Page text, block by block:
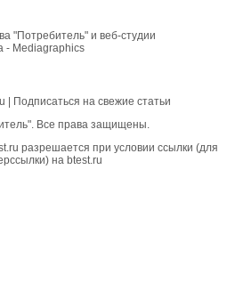
"Потребитель" и веб-студии
- Mediagraphics
Подписаться на свежие статьи
Все права защищены.
разрешается при условии ссылки (для
на btest.ru